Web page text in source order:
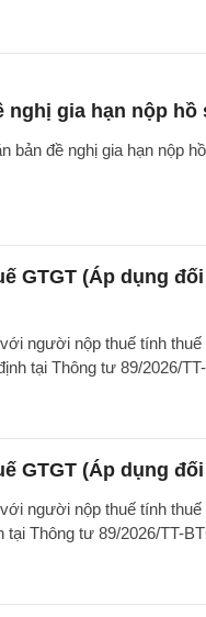
nghị gia hạn nộp
bản đề nghị gia hạn nộp
GTGT (Áp dụng
người nộp thuế tính
tại Thông tư 89/2026/
GTGT (Áp dụng
người nộp thuế tính
Thông tư 89/2026/TT-